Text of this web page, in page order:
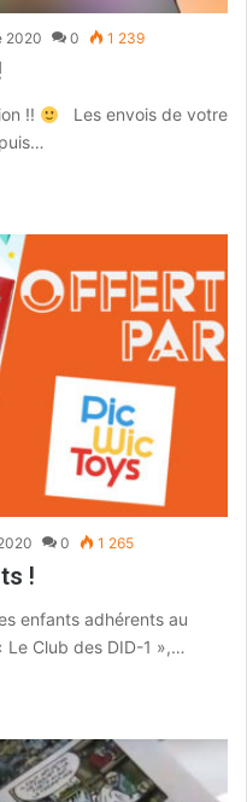
2020 0 1 239
!!
Les envois de votre
0 1 265
!
enfants adhérents au
Club des DID-1 »,…